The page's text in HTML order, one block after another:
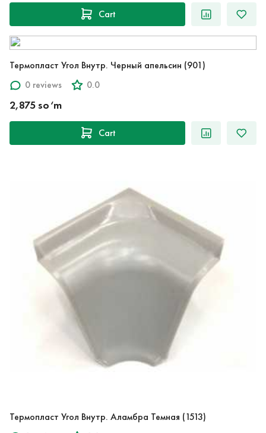
Cart
Термопласт Угол Внутр. Черный апельсин (901)
0 reviews
0.0
2,875 so‘m
Cart
Термопласт Угол Внутр. Аламбра Темная (1513)